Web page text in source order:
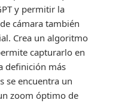
y permitir la
cámara también
Crea un algoritmo
capturarlo en
definición más
se encuentra un
zoom óptimo de